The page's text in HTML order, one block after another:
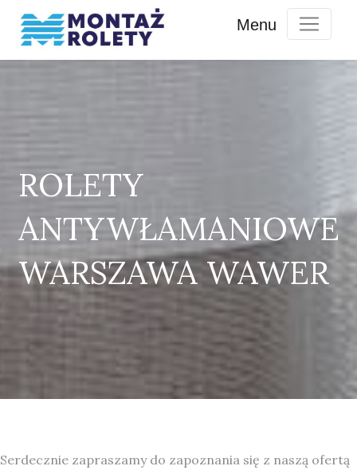
ROLETY
ANTYWŁAMANIOWE
WARSZAWA WAWER
Serdecznie zapraszamy do zapoznania się z naszą ofertą